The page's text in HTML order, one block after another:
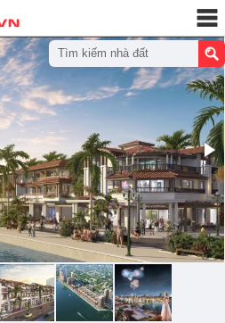
Tìm kiếm nhà đất